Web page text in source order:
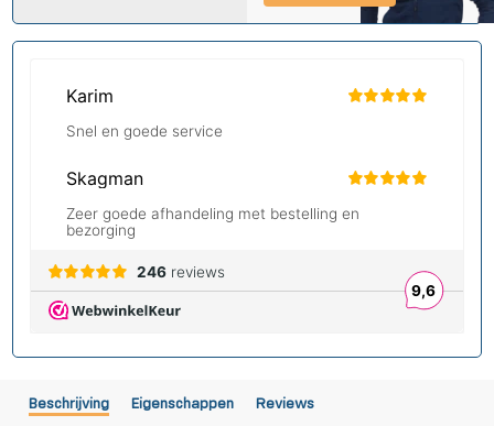
Beschrijving Eigenschappen Reviews